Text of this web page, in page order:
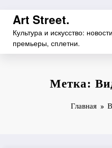
Перейти
содержимому
Art Street.
Культура и искусство:
премьеры, сплетни.
Метка:
Главная